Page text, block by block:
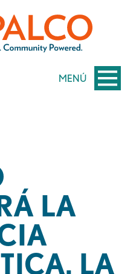
MENÚ
LA
LA